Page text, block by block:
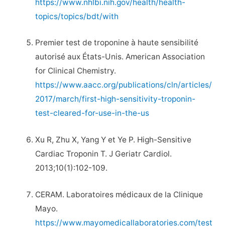
https://www.nhlbi.nih.gov/health/health-
topics/topics/bdt/with
Premier test de troponine à haute sensibilité
autorisé aux États-Unis. American Association
for Clinical Chemistry.
https://www.aacc.org/publications/cln/articles/
2017/march/first-high-sensitivity-troponin-
test-cleared-for-use-in-the-us
Xu R, Zhu X, Yang Y et Ye P. High-Sensitive
Cardiac Troponin T. J Geriatr Cardiol.
2013;10(1):102-109.
CERAM. Laboratoires médicaux de la Clinique
Mayo.
https://www.mayomedicallaboratories.com/test